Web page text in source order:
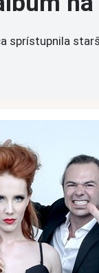
sprístupnila